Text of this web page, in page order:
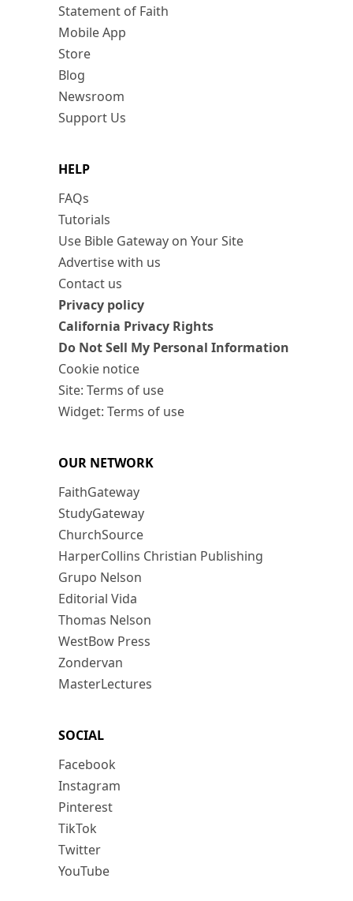
Statement of Faith
Mobile App
Store
Blog
Newsroom
Support Us
HELP
FAQs
Tutorials
Use Bible Gateway on Your Site
Advertise with us
Contact us
Privacy policy
California Privacy Rights
Do Not Sell My Personal Information
Cookie notice
Site: Terms of use
Widget: Terms of use
OUR NETWORK
FaithGateway
StudyGateway
ChurchSource
HarperCollins Christian Publishing
Grupo Nelson
Editorial Vida
Thomas Nelson
WestBow Press
Zondervan
MasterLectures
SOCIAL
Facebook
Instagram
Pinterest
TikTok
Twitter
YouTube